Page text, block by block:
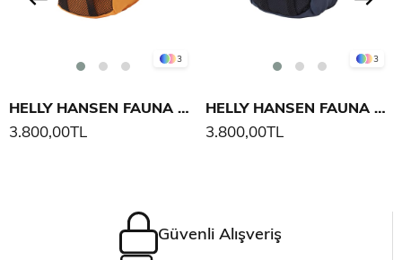
3
HELLY HANSEN FAUNA KIDS SIRT ÇANTASI
3.800,00TL
3
HELLY HANSEN FAUNA KIDS SIRT ÇANTASI
3.800,00TL
Güvenli Alışveriş